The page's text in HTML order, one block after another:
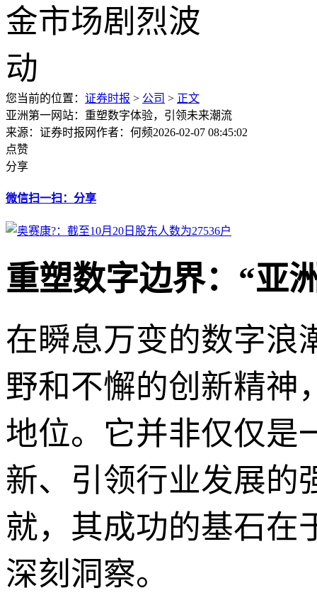
您当前的位置： 证券时报 > 公司 > 正文
亚洲第一网站：重塑数字体验，引领未来潮流
来源：证券时报网作者：何频2026-02-07 08:45:02
点赞
分享
微信扫一扫：分享
重塑数字边界：“亚
在瞬息万变的数字浪
野和不懈的创新精神
地位。它并非仅仅是
新、引领行业发展的
就，其成功的基石在
深刻洞察。